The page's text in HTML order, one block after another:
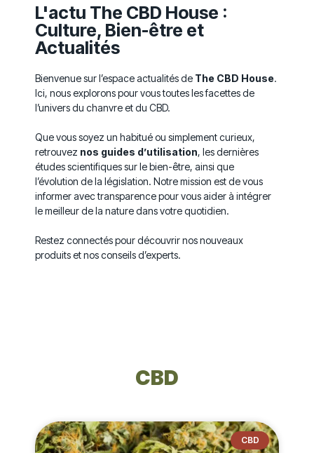
L'actu The CBD House :
Culture, Bien-être et
Actualités
Bienvenue sur l’espace actualités de The CBD House.
Ici, nous explorons pour vous toutes les facettes de
l’univers du chanvre et du CBD.
Que vous soyez un habitué ou simplement curieux,
retrouvez nos guides d’utilisation, les dernières
études scientifiques sur le bien-être, ainsi que
l’évolution de la législation. Notre mission est de vous
informer avec transparence pour vous aider à intégrer
le meilleur de la nature dans votre quotidien.
Restez connectés pour découvrir nos nouveaux
produits et nos conseils d’experts.
CBD
CBD